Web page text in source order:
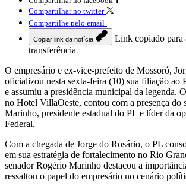
Compartilhar no twitter
Compartilhe pelo email
Copiar link da notícia
Link copiado para
transferência
O empresário e ex-vice-prefeito de Mossoró,
oficializou nesta sexta-feira (10) sua filiação ao
e assumiu a presidência municipal da legenda.
no Hotel VillaOeste, contou com a presença do
Marinho, presidente estadual do PL e líder da
Federal.
Com a chegada de Jorge do Rosário, o PL
em sua estratégia de fortalecimento no Rio
senador Rogério Marinho destacou a
ressaltou o papel do empresário no cenário